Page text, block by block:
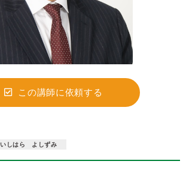
この講師に依頼する
いしはら よしずみ